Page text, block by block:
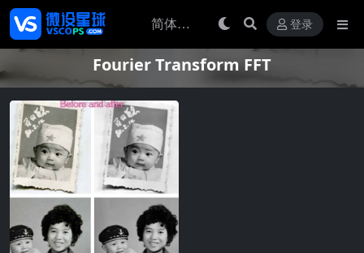
登录
Fourier Transform FFT